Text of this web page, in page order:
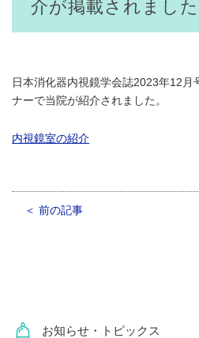
介が掲載されました
日本消化器内視鏡学会誌2023年12月
ナーで当院が紹介されました。
内視鏡室の紹介
＜ 前の記事
お知らせ・トピックス